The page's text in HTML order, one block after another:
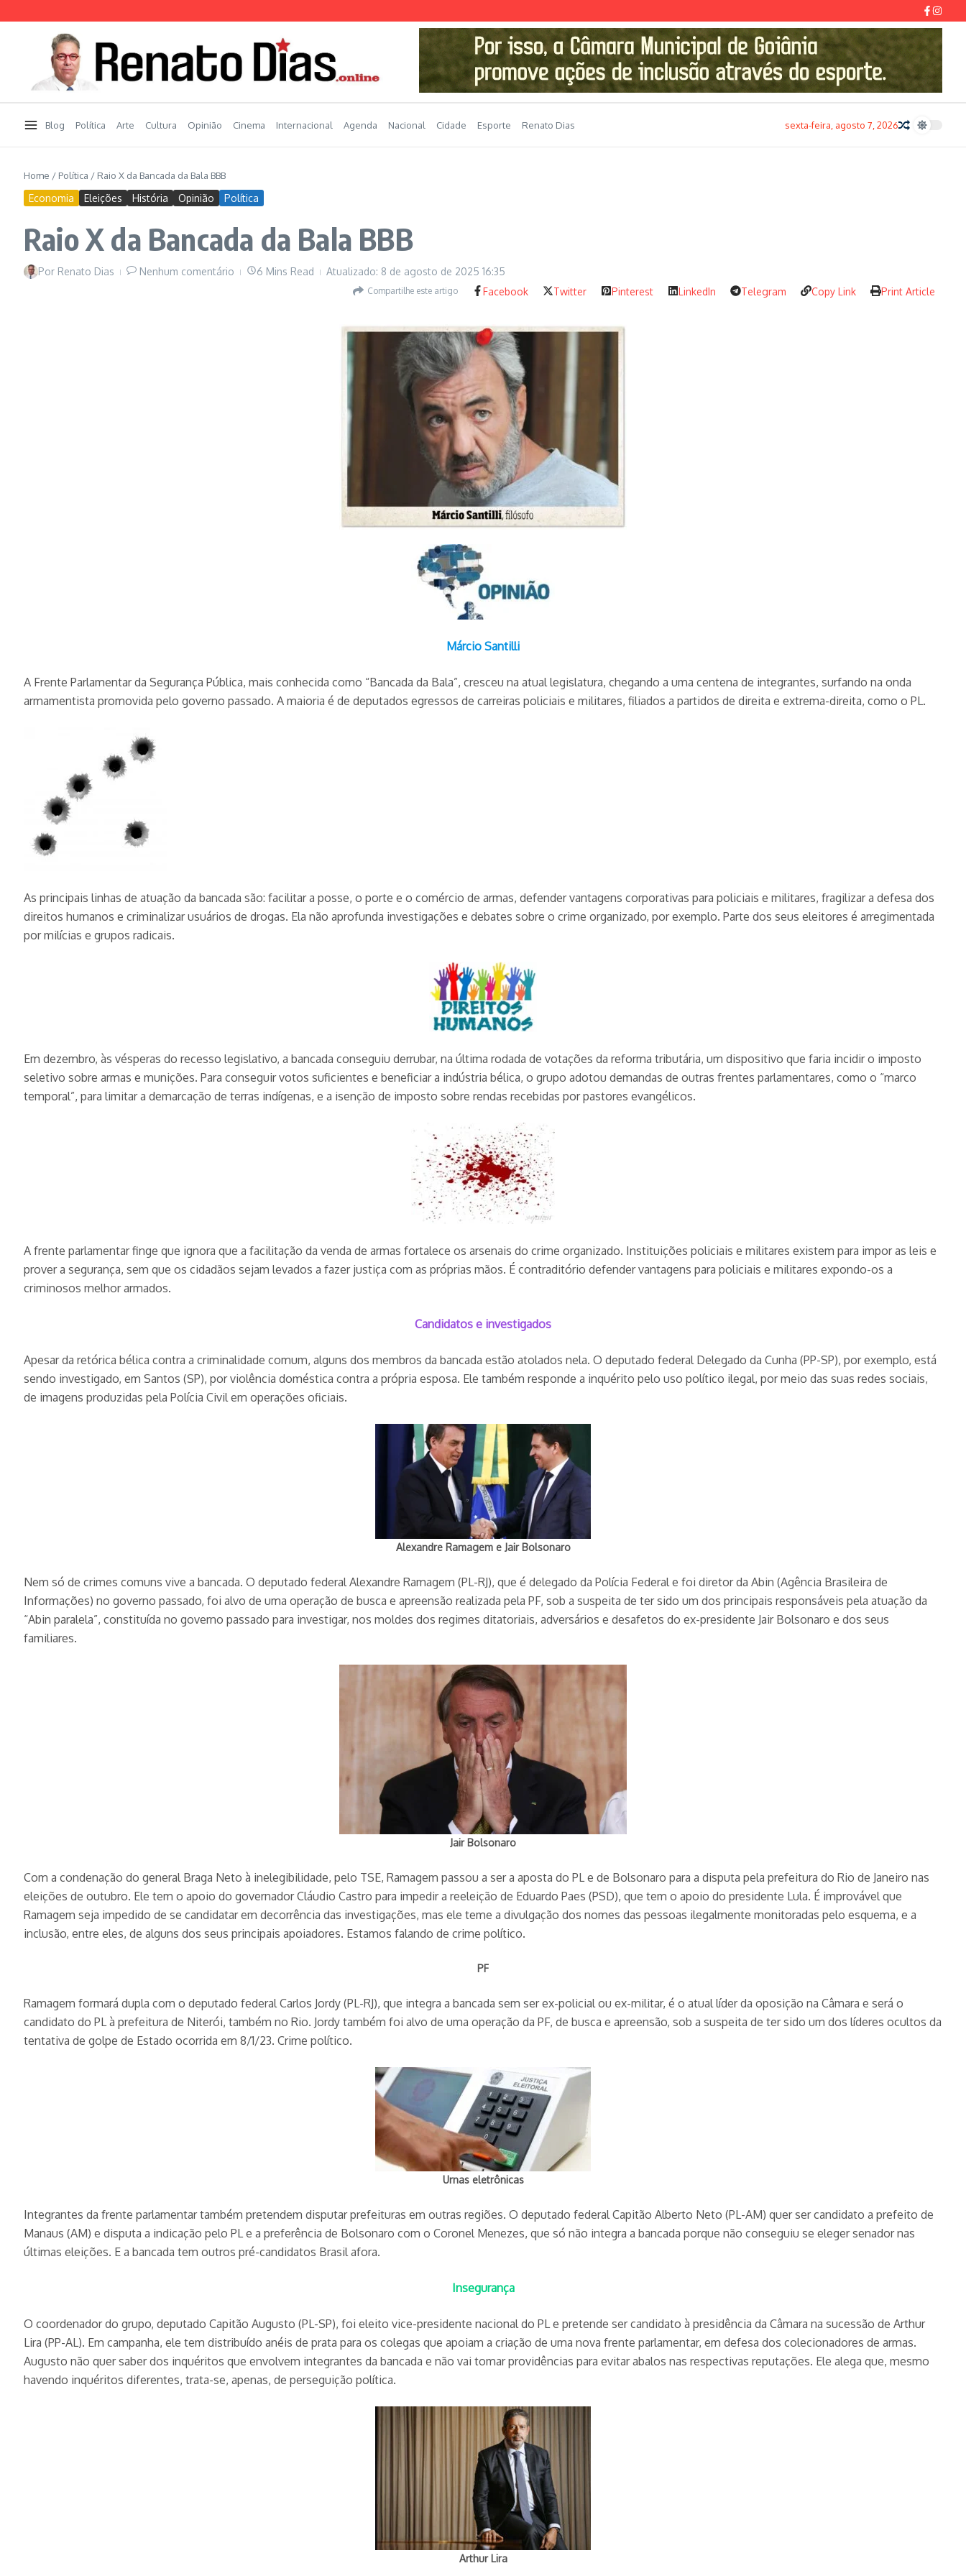
Blog Política Arte Cultura Opinião Cinema Internacional Agenda Nacional Cidade Esporte Renato Dias sexta-feira, agosto 7, 2026
Home / Política / Raio X da Bancada da Bala BBB
Economia Eleições História Opinião Política
Raio X da Bancada da Bala BBB
Por Renato Dias Nenhum comentário 6 Mins Read Atualizado: 8 de agosto de 2025 16:35
Compartilhe este artigo Facebook Twitter Pinterest LinkedIn Telegram Copy Link Print Article
Márcio Santilli
A Frente Parlamentar da Segurança Pública, mais conhecida como “Bancada da Bala”, cresceu na atual legislatura, chegando a uma centena de integrantes, surfando na onda
armamentista promovida pelo governo passado. A maioria é de deputados egressos de carreiras policiais e militares, filiados a partidos de direita e extrema-direita, como o PL.
As principais linhas de atuação da bancada são: facilitar a posse, o porte e o comércio de armas, defender vantagens corporativas para policiais e militares, fragilizar a defesa dos
direitos humanos e criminalizar usuários de drogas. Ela não aprofunda investigações e debates sobre o crime organizado, por exemplo. Parte dos seus eleitores é arregimentada
por milícias e grupos radicais.
Em dezembro, às vésperas do recesso legislativo, a bancada conseguiu derrubar, na última rodada de votações da reforma tributária, um dispositivo que faria incidir o imposto
seletivo sobre armas e munições. Para conseguir votos suficientes e beneficiar a indústria bélica, o grupo adotou demandas de outras frentes parlamentares, como o “marco
temporal”, para limitar a demarcação de terras indígenas, e a isenção de imposto sobre rendas recebidas por pastores evangélicos.
A frente parlamentar finge que ignora que a facilitação da venda de armas fortalece os arsenais do crime organizado. Instituições policiais e militares existem para impor as leis e
prover a segurança, sem que os cidadãos sejam levados a fazer justiça com as próprias mãos. É contraditório defender vantagens para policiais e militares expondo-os a
criminosos melhor armados.
Candidatos e investigados
Apesar da retórica bélica contra a criminalidade comum, alguns dos membros da bancada estão atolados nela. O deputado federal Delegado da Cunha (PP-SP), por exemplo, está
sendo investigado, em Santos (SP), por violência doméstica contra a própria esposa. Ele também responde a inquérito pelo uso político ilegal, por meio das suas redes sociais,
de imagens produzidas pela Polícia Civil em operações oficiais.
Alexandre Ramagem e Jair Bolsonaro
Nem só de crimes comuns vive a bancada. O deputado federal Alexandre Ramagem (PL-RJ), que é delegado da Polícia Federal e foi diretor da Abin (Agência Brasileira de
Informações) no governo passado, foi alvo de uma operação de busca e apreensão realizada pela PF, sob a suspeita de ter sido um dos principais responsáveis pela atuação da
“Abin paralela”, constituída no governo passado para investigar, nos moldes dos regimes ditatoriais, adversários e desafetos do ex-presidente Jair Bolsonaro e dos seus
familiares.
Jair Bolsonaro
Com a condenação do general Braga Neto à inelegibilidade, pelo TSE, Ramagem passou a ser a aposta do PL e de Bolsonaro para a disputa pela prefeitura do Rio de Janeiro nas
eleições de outubro. Ele tem o apoio do governador Cláudio Castro para impedir a reeleição de Eduardo Paes (PSD), que tem o apoio do presidente Lula. É improvável que
Ramagem seja impedido de se candidatar em decorrência das investigações, mas ele teme a divulgação dos nomes das pessoas ilegalmente monitoradas pelo esquema, e a
inclusão, entre eles, de alguns dos seus principais apoiadores. Estamos falando de crime político.
PF
Ramagem formará dupla com o deputado federal Carlos Jordy (PL-RJ), que integra a bancada sem ser ex-policial ou ex-militar, é o atual líder da oposição na Câmara e será o
candidato do PL à prefeitura de Niterói, também no Rio. Jordy também foi alvo de uma operação da PF, de busca e apreensão, sob a suspeita de ter sido um dos líderes ocultos da
tentativa de golpe de Estado ocorrida em 8/1/23. Crime político.
Urnas eletrônicas
Integrantes da frente parlamentar também pretendem disputar prefeituras em outras regiões. O deputado federal Capitão Alberto Neto (PL-AM) quer ser candidato a prefeito de
Manaus (AM) e disputa a indicação pelo PL e a preferência de Bolsonaro com o Coronel Menezes, que só não integra a bancada porque não conseguiu se eleger senador nas
últimas eleições. E a bancada tem outros pré-candidatos Brasil afora.
Insegurança
O coordenador do grupo, deputado Capitão Augusto (PL-SP), foi eleito vice-presidente nacional do PL e pretende ser candidato à presidência da Câmara na sucessão de Arthur
Lira (PP-AL). Em campanha, ele tem distribuído anéis de prata para os colegas que apoiam a criação de uma nova frente parlamentar, em defesa dos colecionadores de armas.
Augusto não quer saber dos inquéritos que envolvem integrantes da bancada e não vai tomar providências para evitar abalos nas respectivas reputações. Ele alega que, mesmo
havendo inquéritos diferentes, trata-se, apenas, de perseguição política.
Arthur Lira